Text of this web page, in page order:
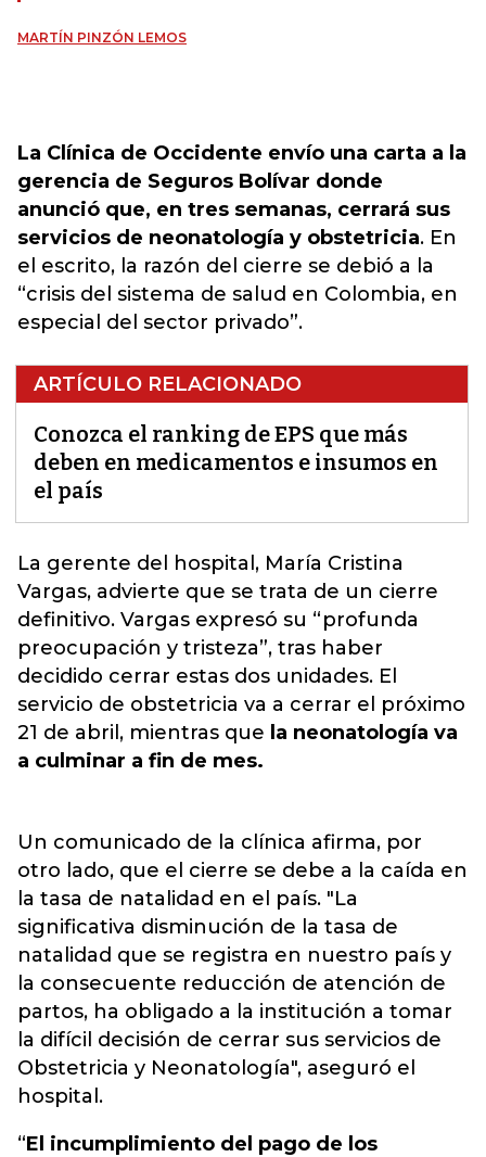
MARTÍN PINZÓN LEMOS
La Clínica de Occidente envío una carta a la
gerencia de Seguros Bolívar donde
anunció que, en tres semanas, cerrará sus
servicios de neonatología y obstetricia. En
el escrito, la razón del cierre se debió a la
“crisis del sistema de salud en Colombia, en
especial del sector privado”.
ARTÍCULO RELACIONADO
Conozca el ranking de EPS que más
deben en medicamentos e insumos en
el país
La gerente del hospital, María Cristina
Vargas, advierte que se trata de un cierre
definitivo. Vargas expresó su “profunda
preocupación y tristeza”, tras haber
decidido cerrar estas dos unidades. El
servicio de obstetricia va a cerrar el próximo
21 de abril, mientras que la neonatología va
a culminar a fin de mes.
Un comunicado de la clínica afirma, por
otro lado, que el cierre se debe a la caída en
la tasa de natalidad en el país. "La
significativa disminución de la tasa de
natalidad que se registra en nuestro país y
la consecuente reducción de atención de
partos, ha obligado a la institución a tomar
la difícil decisión de cerrar sus servicios de
Obstetricia y Neonatología", aseguró el
hospital.
“El incumplimiento del pago de los